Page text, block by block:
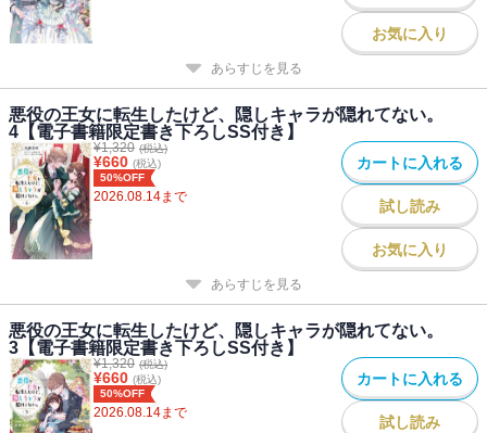
お気に入り
あらすじを見る
悪役の王女に転生したけど、隠しキャラが隠れてない。
4【電子書籍限定書き下ろしSS付き】
¥1,320 (税込)
¥660 (税込)
50%OFF
2026.08.14まで
カートに入れる
試し読み
お気に入り
あらすじを見る
悪役の王女に転生したけど、隠しキャラが隠れてない。
3【電子書籍限定書き下ろしSS付き】
¥1,320 (税込)
¥660 (税込)
50%OFF
2026.08.14まで
カートに入れる
試し読み